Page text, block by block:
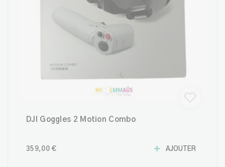
DJI Goggles 2 Motion Combo
359,00 € AJOUTER